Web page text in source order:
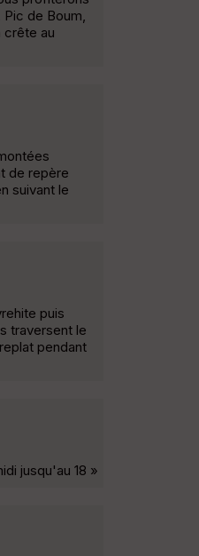
de Boum,
crête au
de repère
suivant le
puis
traversent le
pendant
jusqu'au 18 »